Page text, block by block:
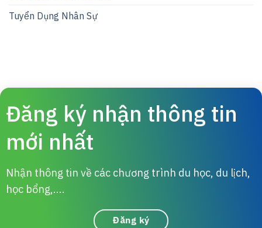
Tuyển Dụng Nhân Sự
Đăng ký nhận thông tin
mới nhất
Nhận thông tin về các chương trình du học, du lịch,
học bổng,....
Đăng ký